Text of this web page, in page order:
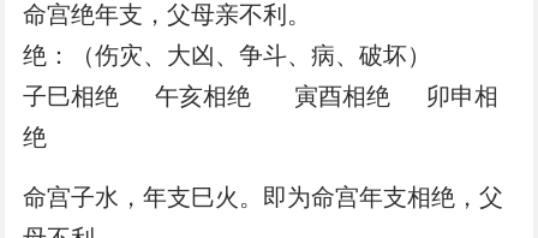
命宫绝年支，父母亲不利。
绝：（伤灾、大凶、争斗、病、破坏）
子巳相绝 午亥相绝 寅酉相绝 卯申相
绝
命宫子水，年支巳火。即为命宫年支相绝，父